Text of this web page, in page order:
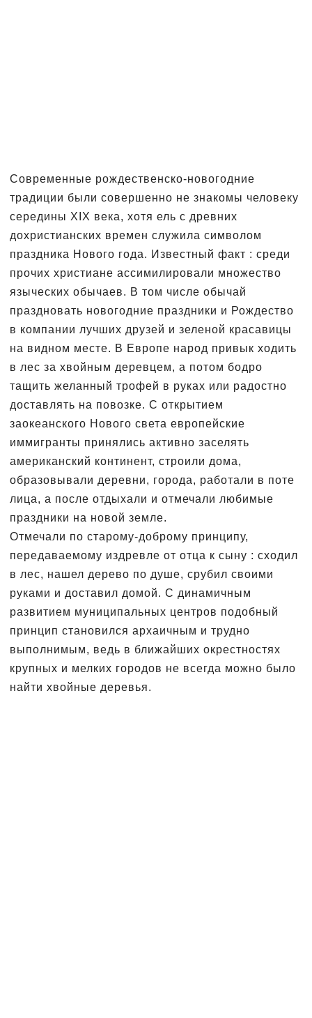
Современные рождественско-новогодние
традиции были совершенно не знакомы человеку
середины XIX века, хотя ель с древних
дохристианских времен служила символом
праздника Нового года. Известный факт : среди
прочих христиане ассимилировали множество
языческих обычаев. В том числе обычай
праздновать новогодние праздники и Рождество
в компании лучших друзей и зеленой красавицы
на видном месте. В Европе народ привык ходить
в лес за хвойным деревцем, а потом бодро
тащить желанный трофей в руках или радостно
доставлять на повозке. С открытием
заокеанского Нового света европейские
иммигранты принялись активно заселять
американский континент, строили дома,
образовывали деревни, города, работали в поте
лица, а после отдыхали и отмечали любимые
праздники на новой земле.
Отмечали по старому-доброму принципу,
передаваемому издревле от отца к сыну : сходил
в лес, нашел дерево по душе, срубил своими
руками и доставил домой. С динамичным
развитием муниципальных центров подобный
принцип становился архаичным и трудно
выполнимым, ведь в ближайших окрестностях
крупных и мелких городов не всегда можно было
найти хвойные деревья.